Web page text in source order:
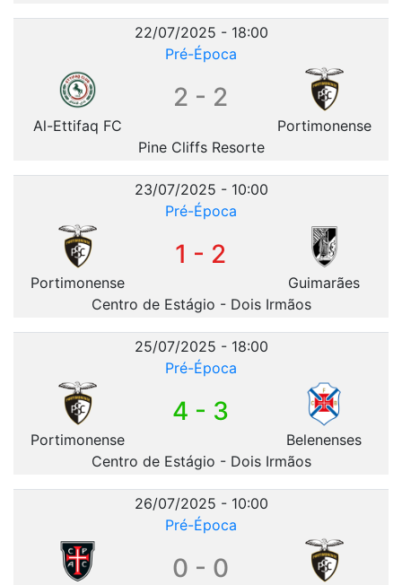
22/07/2025 - 18:00
Pré-Época
Al-Ettifaq FC
2 - 2
Portimonense
Pine Cliffs Resorte
23/07/2025 - 10:00
Pré-Época
Portimonense
1 - 2
Guimarães
Centro de Estágio - Dois Irmãos
25/07/2025 - 18:00
Pré-Época
Portimonense
4 - 3
Belenenses
Centro de Estágio - Dois Irmãos
26/07/2025 - 10:00
Pré-Época
0 - 0